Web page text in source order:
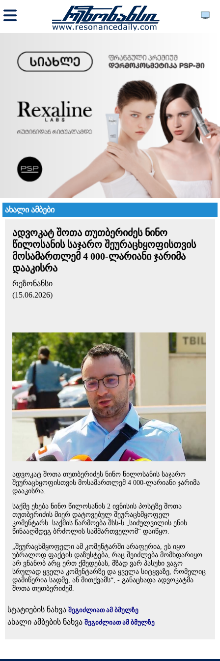
ახალი ამბები
ადვოკატ შოთა თუთბერიძეს ნინო
წილოსანის საჯარო შეურაცხყოფისთვის
მოსამართლემ 4 000-ლარიანი ჯარიმა
დააკისრა
რეზონანსი
(15.06.2026)
ადვოკატ შოთა თუთბერიძეს ნინო წილოსანის საჯარო
შეურაცხყოფისთვის მოსამართლემ 4 000-ლარიანი ჯარიმა
დააკისრა.
საქმე ეხება ნინო წილოსანის 2 ივნისის პოსტზე შოთა
თუთბერიძის მიერ დატოვებულ შეურაცხმყოფელ
კომენტარს. საქმის წარმოება შსს-ს „სიძულვილის ენის
წინააღმდეგ ბრძოლის სამმართველომ“ დაიწყო.
„შეურაცხმყოფელი ამ კომენტარში არაფერია, ეს იყო
უბრალოდ ფაქტის დაზუსტება, რაც შეიძლება მომხდარიყო.
არ ვნანობ არც ერთ ქმედებას, მზად ვარ პასუხი ვაგო
სრულად ყველა კომენტარზე და ყველა სიტყვაზე, რომელიც
დამიწერია სადმე, ან მითქვამს“, - განაცხადა ადვოკატმა
შოთა თუთბერიძემ.
სტატიების ნახვა შეგიძლიათ ამ ბმულზე
ახალი ამბების ნახვა შეგიძლიათ ამ ბმულზე